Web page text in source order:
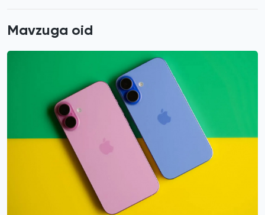
Mavzuga oid